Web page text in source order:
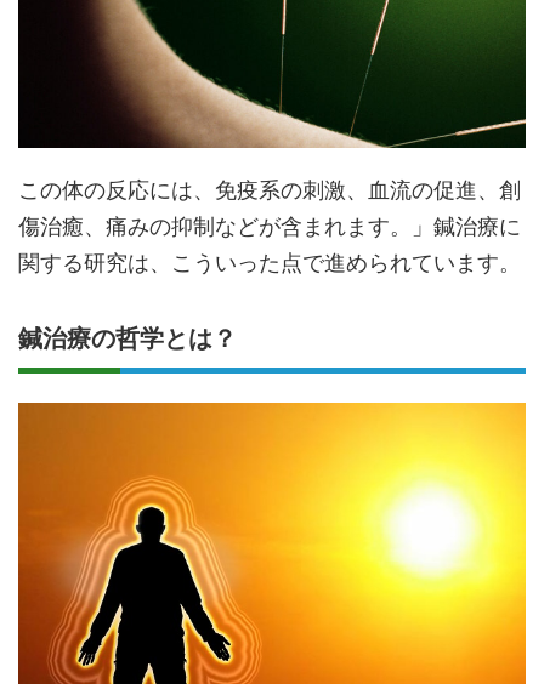
この体の反応には、免疫系の刺激、血流の促進、創
傷治癒、痛みの抑制などが含まれます。」鍼治療に
関する研究は、こういった点で進められています。
鍼治療の哲学とは？